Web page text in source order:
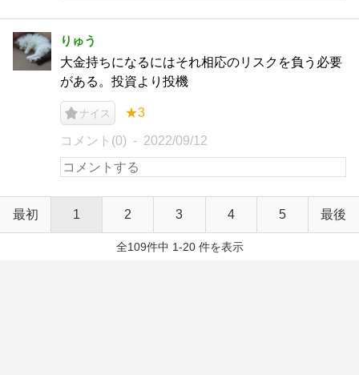
りゅう
大金持ちになるにはそれ相応のリスクを負う必要
がある。投資より投機
ナイス ★3
コメント(0) 2022/09/12
最初 1 2 3 4 5 最後
全109件中 1-20 件を表示